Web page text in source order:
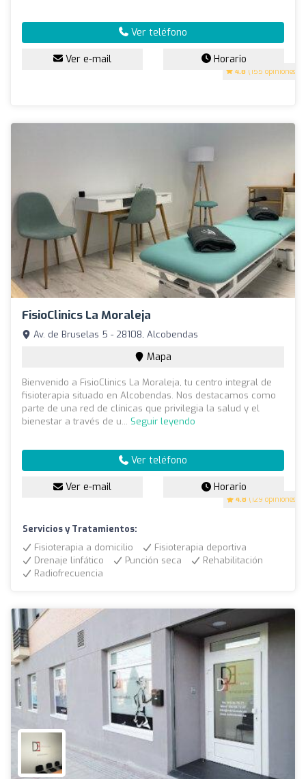
4.8 (155 opiniones)
Ver teléfono
Ver e-mail Horario
FisioClinics La Moraleja
4.8 (129 opiniones)
Av. de Bruselas 5 - 28108, Alcobendas
Mapa
Bienvenido a FisioClinics La Moraleja, tu centro integral de
fisioterapia situado en Alcobendas. Nos destacamos como
parte de una red de clínicas que privilegia la salud y el
bienestar a través de u... Seguir leyendo
Ver teléfono
Ver e-mail Horario
Servicios y Tratamientos:
Fisioterapia a domicilio
Fisioterapia deportiva
Drenaje linfático
Punción seca
Rehabilitación
Radiofrecuencia